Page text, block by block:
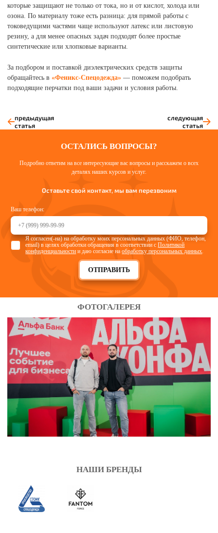
которые защищают не только от тока, но и от кислот, холода или
озона. По материалу тоже есть разница: для прямой работы с
токоведущими частями чаще используют латекс или листовую
резину, а для менее опасных задач подходят более простые
синтетические или хлопковые варианты.
За подбором и поставкой диэлектрических средств защиты
обращайтесь в «Феникс-Спецодежда» — поможем подобрать
подходящие перчатки под ваши задачи и условия работы.
предыдущая
статья
следующая
статья
ОСТАЛИСЬ ВОПРОСЫ?
Подробно ответим на все интересующие вас вопросы и расскажем о всех
деталях наших курсов и услуг.
Оставьте свой контакт, мы вам перезвоним
Ваш телефон:
ОТПРАВИТЬ
Я согласен(-на) на обработку моих персональных данных (ФИО, телефон,
email) в целях обработки обращения в соответствии сПолитикой
конфиденциальности и даю согласие наобработку персональных данных.
ФОТОГАЛЕРЕЯ
НАШИ БРЕНДЫ